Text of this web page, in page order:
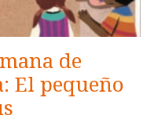
de
El pequeño